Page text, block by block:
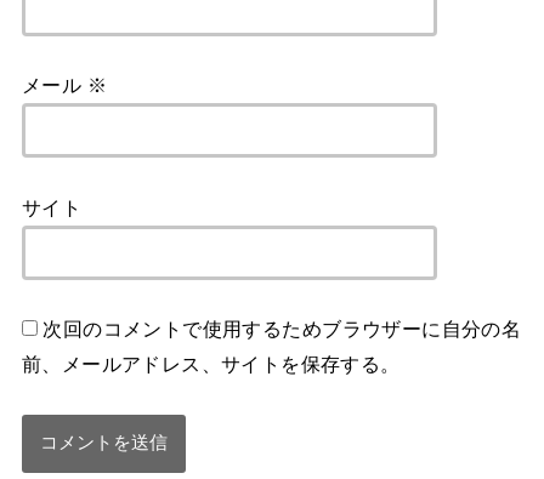
メール ※
サイト
次回のコメントで使用するためブラウザーに自分の名
前、メールアドレス、サイトを保存する。